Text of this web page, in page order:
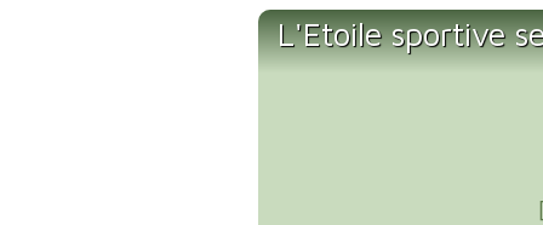
L'Etoile sportive